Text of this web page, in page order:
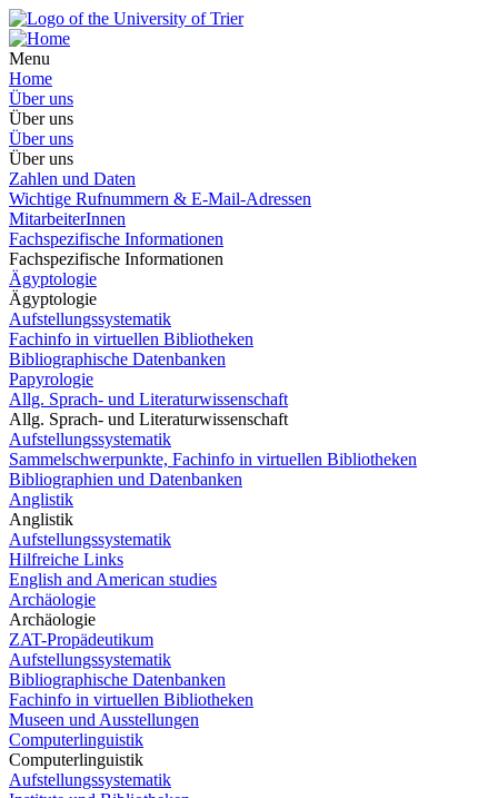
Menu
Home
Über uns
Über uns
Über uns
Über uns
Zahlen und Daten
Wichtige Rufnummern & E-Mail-Adressen
MitarbeiterInnen
Fachspezifische Informationen
Fachspezifische Informationen
Ägyptologie
Ägyptologie
Aufstellungssystematik
Fachinfo in virtuellen Bibliotheken
Bibliographische Datenbanken
Papyrologie
Allg. Sprach- und Literaturwissenschaft
Allg. Sprach- und Literaturwissenschaft
Aufstellungssystematik
Sammelschwerpunkte, Fachinfo in virtuellen Bibliotheken
Bibliographien und Datenbanken
Anglistik
Anglistik
Aufstellungssystematik
Hilfreiche Links
English and American studies
Archäologie
Archäologie
ZAT-Propädeutikum
Aufstellungssystematik
Bibliographische Datenbanken
Fachinfo in virtuellen Bibliotheken
Museen und Ausstellungen
Computerlinguistik
Computerlinguistik
Aufstellungssystematik